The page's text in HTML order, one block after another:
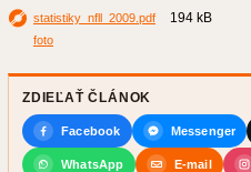
statistiky_nfll_2009.pdf 194 kB
foto
ZDIEĽAŤ ČLÁNOK
Facebook Messenger
WhatsApp E-mail